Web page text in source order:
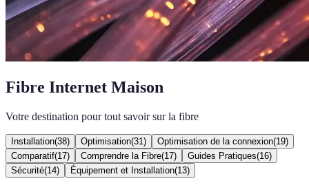
Fibre Internet Maison
Votre destination pour tout savoir sur la fibre
Installation(38) Optimisation(31 ) Optimisation de la connexion(19)
Comparatif(17) Comprendre la Fibre(17) Guides Pratiques(16)
Sécurité(14) Équipement et Installation(13)